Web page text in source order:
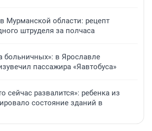
Мурманской области: рецепт
штруделя за полчаса
больничных»: в Ярославле
пассажира «Яавтобуса»
сейчас развалится»: ребенка из
состояние зданий в